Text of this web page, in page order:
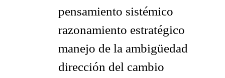
 pensamiento sistémico
 razonamiento estratégico
 manejo de la ambigüedad
 dirección del cambio